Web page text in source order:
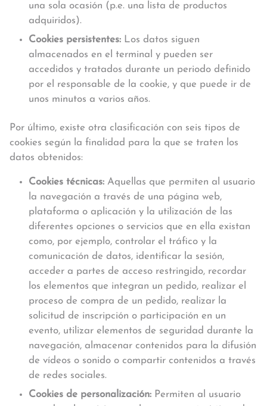
una sola ocasión (p.e. una lista de productos
adquiridos).
Cookies persistentes: Los datos siguen
almacenados en el terminal y pueden ser
accedidos y tratados durante un periodo definido
por el responsable de la cookie, y que puede ir de
unos minutos a varios años.
Por último, existe otra clasificación con seis tipos de
cookies según la finalidad para la que se traten los
datos obtenidos:
Cookies técnicas: Aquellas que permiten al usuario
la navegación a través de una página web,
plataforma o aplicación y la utilización de las
diferentes opciones o servicios que en ella existan
como, por ejemplo, controlar el tráfico y la
comunicación de datos, identificar la sesión,
acceder a partes de acceso restringido, recordar
los elementos que integran un pedido, realizar el
proceso de compra de un pedido, realizar la
solicitud de inscripción o participación en un
evento, utilizar elementos de seguridad durante la
navegación, almacenar contenidos para la difusión
de vídeos o sonido o compartir contenidos a través
de redes sociales.
Cookies de personalización: Permiten al usuario